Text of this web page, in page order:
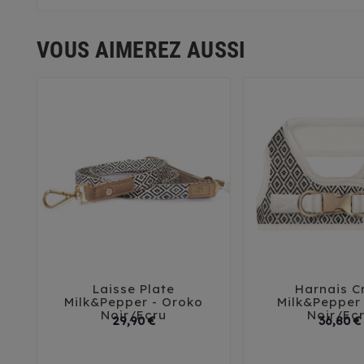
VOUS AIMEREZ AUSSI
  
Laisse Plate
Milk&Pepper - Oroko
Noir/Ecru
29,90 €Prix
 
Harnais
Noir/
36,80 €